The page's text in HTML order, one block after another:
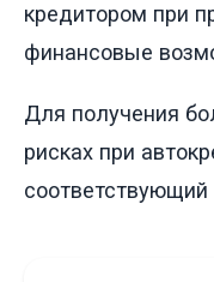
кредитором при
финансовые
Для получения
рисках при
соответствующий